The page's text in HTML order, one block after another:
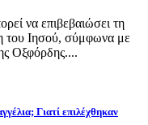
να επιβεβαιώσει τη
του Ιησού, σύμφωνα με
Οξφόρδης....
Γιατί επιλέχθηκαν